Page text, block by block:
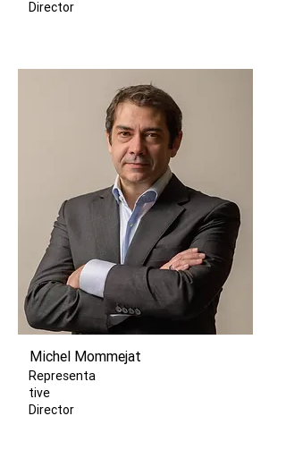
Director
Michel Mommejat
Representa
tive
Director